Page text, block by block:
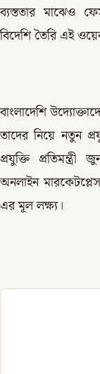
ব্যস্ততার মাঝেও
বিদেশি তৈরি এই
বাংলাদেশি
তাদের নিয়ে নতুন
প্রযুক্তি
অনলাইন
এর মূল লক্ষ্য।